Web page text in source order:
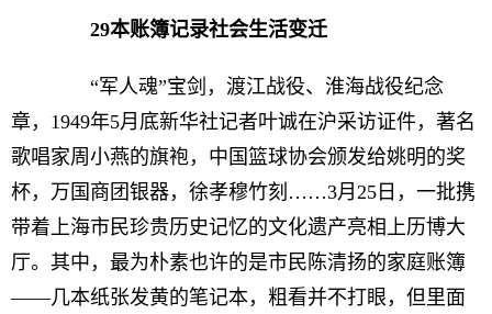
29本账簿记录社会生活变迁
“军人魂”宝剑，渡江战役、淮海战役纪念
章，1949年5月底新华社记者叶诚在沪采访证件，著名
歌唱家周小燕的旗袍，中国篮球协会颁发给姚明的奖
杯，万国商团银器，徐孝穆竹刻……3月25日，一批携
带着上海市民珍贵历史记忆的文化遗产亮相上历博大
厅。其中，最为朴素也许的是市民陈清扬的家庭账簿
——几本纸张发黄的笔记本，粗看并不打眼，但里面